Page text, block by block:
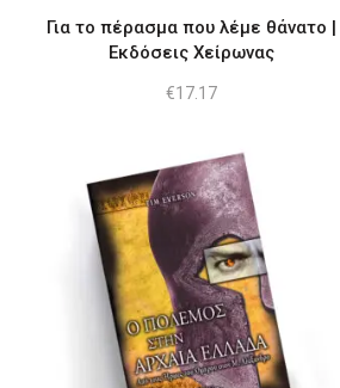
Για το πέρασμα που λέμε θάνατο |
Εκδόσεις Χείρωνας
€17.17